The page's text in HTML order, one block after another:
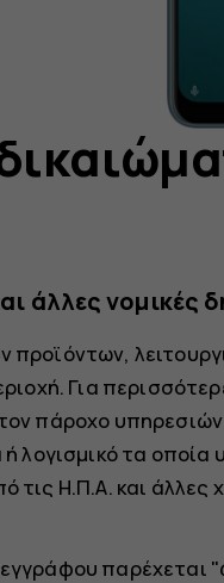
άλλες νομικές
Για
πάροχο
λογισμικό τα
τις Η.Π.Α. και
παρέχεται